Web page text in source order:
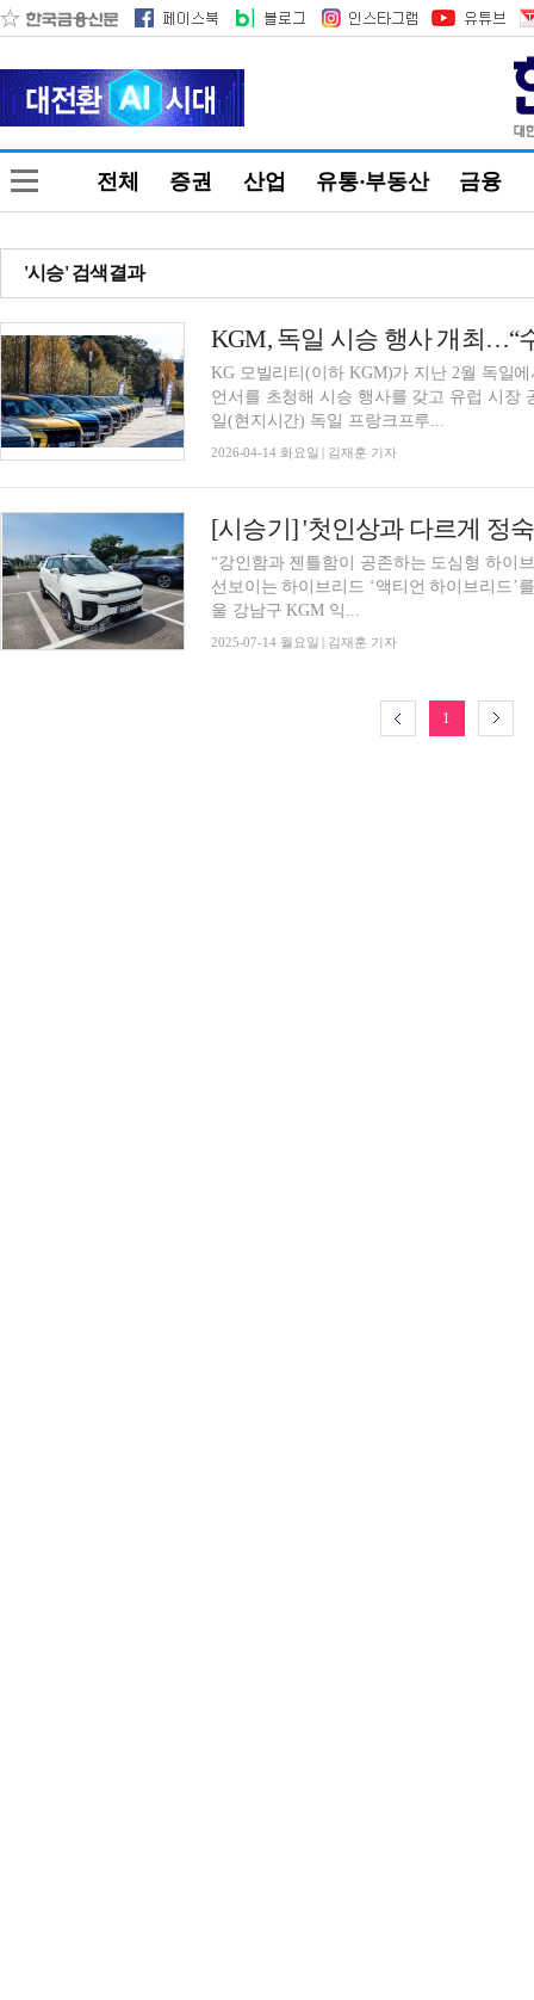
전체 증권 산업 유통·부동산 금융
'시승' 검색결과
KGM, 독일 시승 행사 개최…“
KG 모빌리티(이하 KGM)가 지난 2월 독일
언서를 초청해 시승 행사를 갖고 유럽 시장
일(현지시간) 독일 프랑크프루...
2026-04-14 화요일 | 김재훈 기자
[시승기] '첫인상과 다르게 정
“강인함과 젠틀함이 공존하는 도심형 하이브리드 기준” KG모빌리티(이
선보이는 하이브리드 ‘액티언 하이브리드’를 한
울 강남구 KGM 익...
2025-07-14 월요일 | 김재훈 기자
1